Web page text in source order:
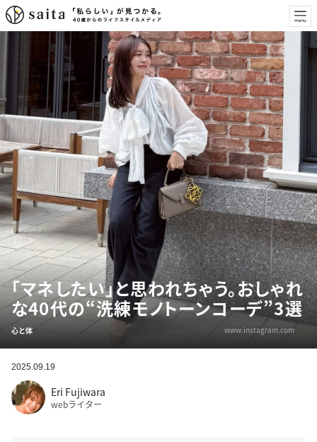
「マネしたい」と思われちゃう。おしゃれ
な40代の“洗練モノトーンコーデ”3選
心と体 www.instagram.com
2025.09.19
Eri Fujiwara
webライター